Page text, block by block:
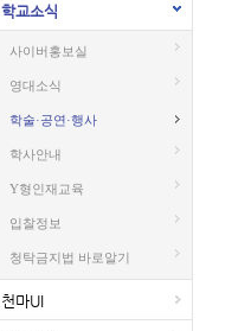
학교소식
사이버홍보실
영대소식
학술·공연·행사
학사안내
Y형인재교육
입찰정보
청탁금지법 바로알기
천마UI